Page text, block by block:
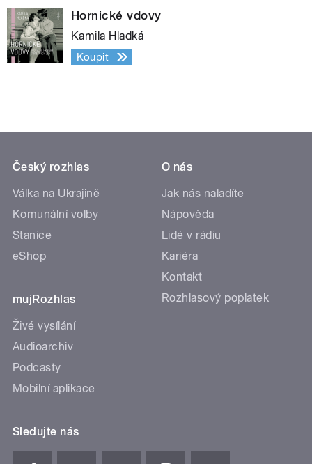
Hornické vdovy
Kamila Hladká
Koupit
Český rozhlas
Válka na Ukrajině
Komunální volby
Stanice
eShop
mujRozhlas
Živé vysílání
Audioarchiv
Podcasty
Mobilní aplikace
O nás
Jak nás naladíte
Nápověda
Lidé v rádiu
Kariéra
Kontakt
Rozhlasový poplatek
Sledujte nás